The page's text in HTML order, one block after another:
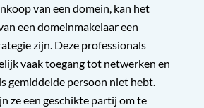
van een domein, kan het
een domeinmakelaar een
zijn. Deze professionals
vaak toegang tot netwerken en
gemiddelde persoon niet hebt.
ze een geschikte partij om te